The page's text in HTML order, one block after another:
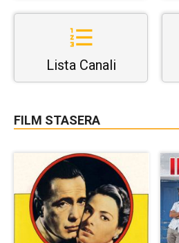
Lista Canali
FILM STASERA